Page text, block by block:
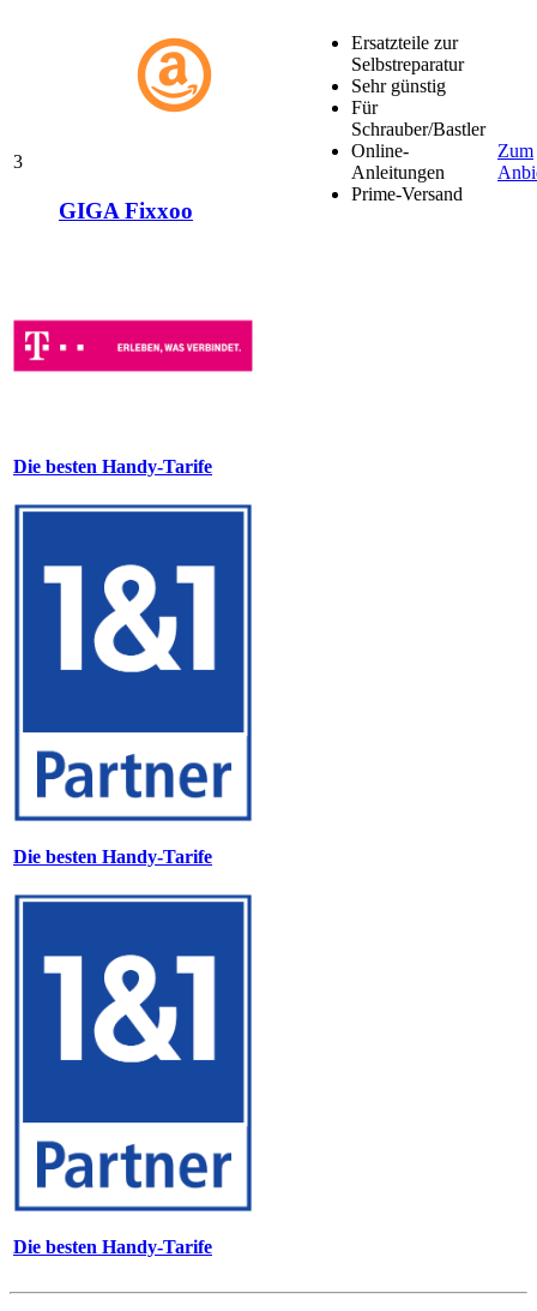
3
GIGA Fixxoo
Ersatzteile zur
Selbstreparatur
Sehr günstig
Für
Schrauber/Bastler
Online-
Anleitungen
Prime-Versand
Zum
Die besten Handy-Tarife
Die besten Handy-Tarife
Die besten Handy-Tarife